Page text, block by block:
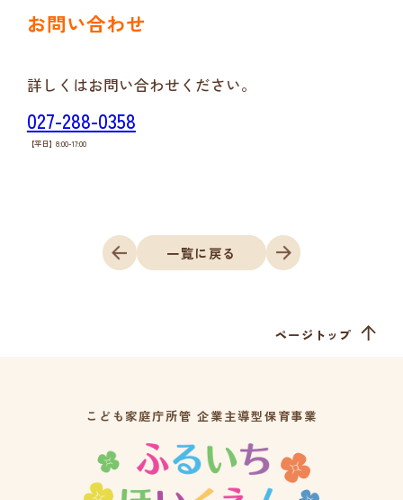
お問い合わせ
詳しくはお問い合わせください。
027-288-0358
【平日】8:00-17:00
一覧に戻る
ページトップ
こども家庭庁所管 企業主導型保育事業